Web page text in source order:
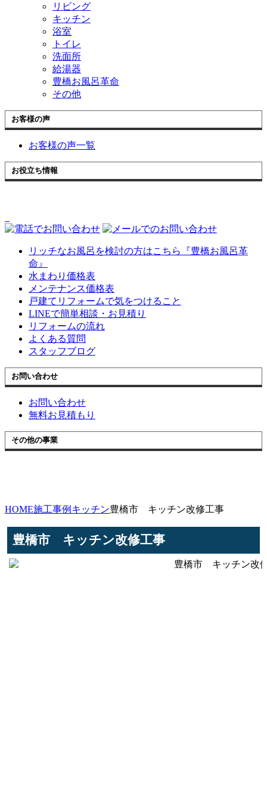
リビング
キッチン
浴室
トイレ
洗面所
給湯器
豊橋お風呂革命
その他
お客様の声
お客様の声一覧
お役立ち情報
リッチなお風呂を検討の方はこちら『豊橋お風呂革
命』
水まわり価格表
メンテナンス価格表
戸建てリフォームで気をつけること
LINEで簡単相談・お見積り
リフォームの流れ
よくある質問
スタッフブログ
お問い合わせ
お問い合わせ
無料お見積もり
その他の事業
HOME施工事例 キッチン豊橋市 キッチン改修工事
豊橋市 キッチン改修工事